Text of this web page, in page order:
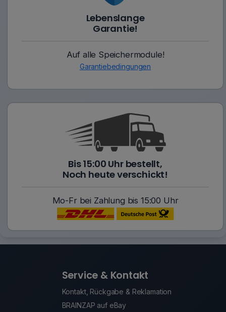
Lebenslange
Garantie!
Auf alle Speichermodule!
Garantiebedingungen
Bis 15:00 Uhr bestellt,
Noch heute verschickt!
Mo-Fr bei Zahlung bis 15:00 Uhr
Service & Kontakt
Kontakt, Rückgabe & Reklamation
BRAINZAP auf eBay